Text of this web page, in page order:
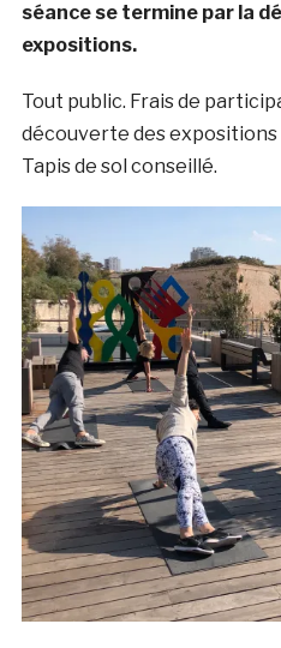
séance se termine par la
expositions.
Tout public. Frais de
découverte des expositions
Tapis de sol conseillé.